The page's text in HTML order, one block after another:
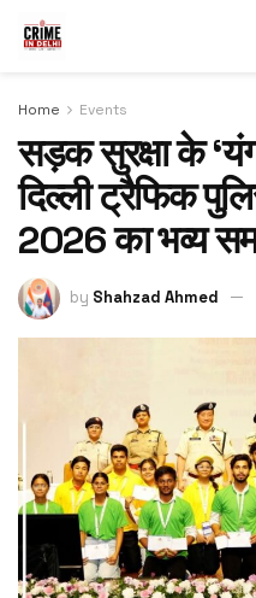
Home Events
सड़क सुरक्षा के
दिल्ली ट्रैफिक
2026 का भव्य
by Shahzad Ahmed